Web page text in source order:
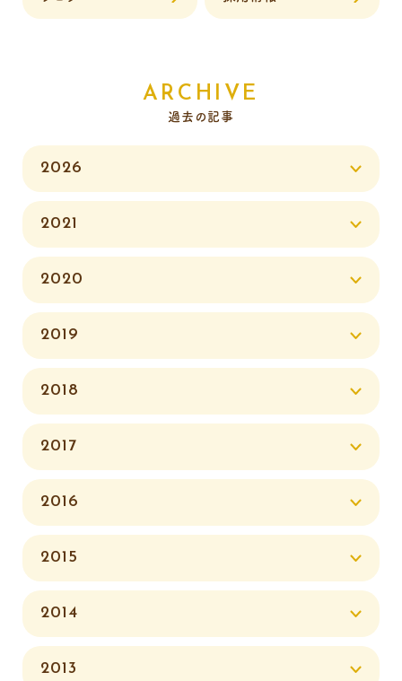
ARCHIVE
過去の記事
2026
2021
2020
2019
2018
2017
2016
2015
2014
2013